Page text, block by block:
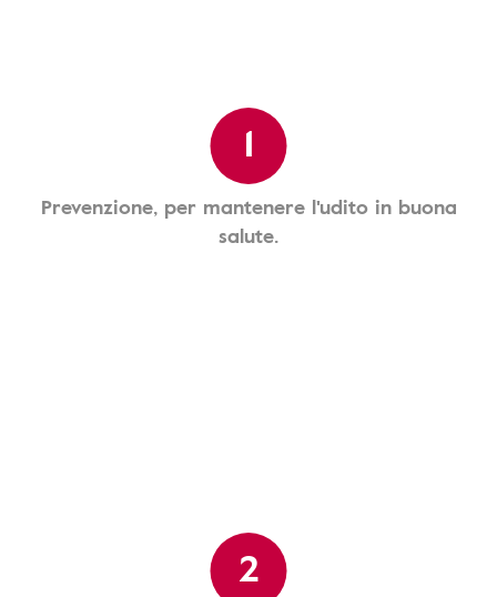
1
Prevenzione, per mantenere l'udito in buona
salute.
2